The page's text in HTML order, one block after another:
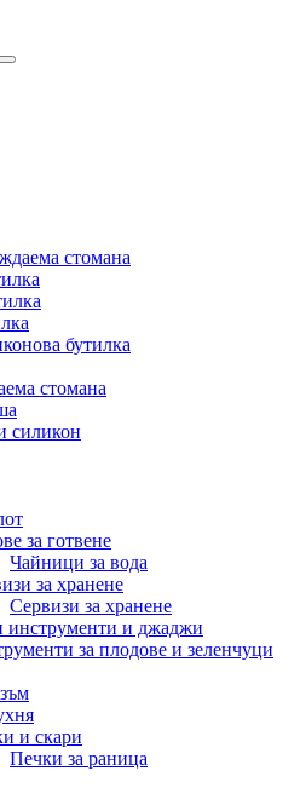
стомана
бутилка
стомана
силикон
за готвене
Чайници за вода
за хранене
Сервизи за хранене
инструменти и джаджи
за плодове и зеленчуци
и скари
Печки за раница